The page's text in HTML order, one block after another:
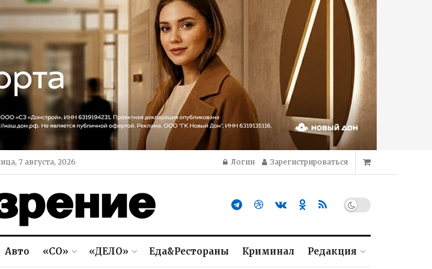
7 августа, 2026 Логин Зарегистрироваться
Авто «СО» «ДЕЛО» Еда&Рестораны Криминал Редакция